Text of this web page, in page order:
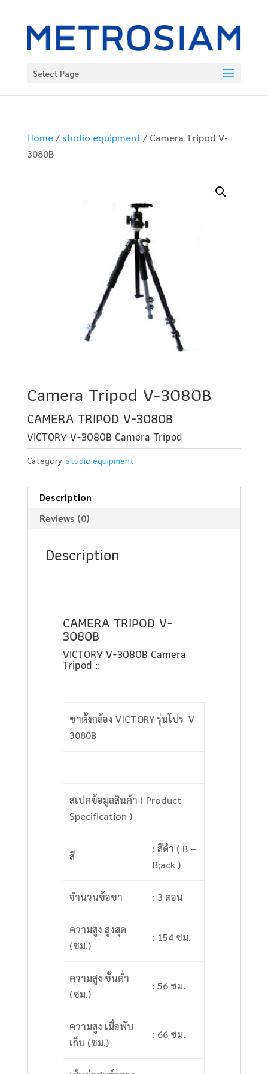
Select Page
Home/ studio equipment / Camera Tripod V-
3080B
Camera Tripod V-3080B
CAMERA TRIPOD V-3080B
VICTORY V-3080B Camera Tripod
Category: studio equipment
Description
Reviews (0)
Description
CAMERA TRIPOD V-
3080B
VICTORY V-3080B Camera
Tripod ::
ขาตั้งกล้อง VICTORY รุ่นโปร V-
3080B
สเปคข้อมูลสินค้า ( Product
Specification )
สี
: สีดำ (ฺ B –
B;ack )
จำนวนข้อขา : 3 ตอน
ความสูง สูงสุด
(ซม.)
: 154 ซม.
ความสูง ขั้นต่ำ
(ซม.)
: 56 ซม.
ความสูง เมื่อพับ
เก็บ (ซม.)
: 66 ซม.